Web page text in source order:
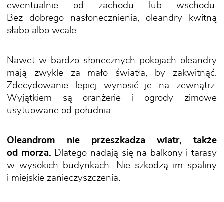
ewentualnie od zachodu lub wschodu.
Bez dobrego nasłonecznienia, oleandry kwitną
słabo albo wcale.
Nawet w bardzo słonecznych pokojach oleandry
mają zwykle za mało światła, by zakwitnąć.
Zdecydowanie lepiej wynosić je na zewnątrz.
Wyjątkiem są oranżerie i ogrody zimowe
usytuowane od południa.
Oleandrom nie przeszkadza wiatr, także
od morza. Dlatego nadają się na balkony i tarasy
w wysokich budynkach. Nie szkodzą im spaliny
i miejskie zanieczyszczenia.